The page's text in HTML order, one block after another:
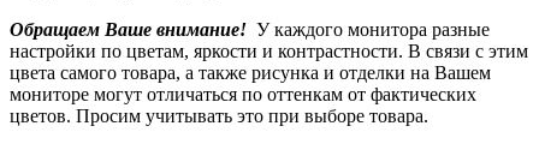
Обращаем Ваше внимание! У каждого монитора разные
настройки по цветам, яркости и контрастности. В связи с этим
цвета самого товара, а также рисунка и отделки на Вашем
мониторе могут отличаться по оттенкам от фактических
цветов. Просим учитывать это при выборе товара.